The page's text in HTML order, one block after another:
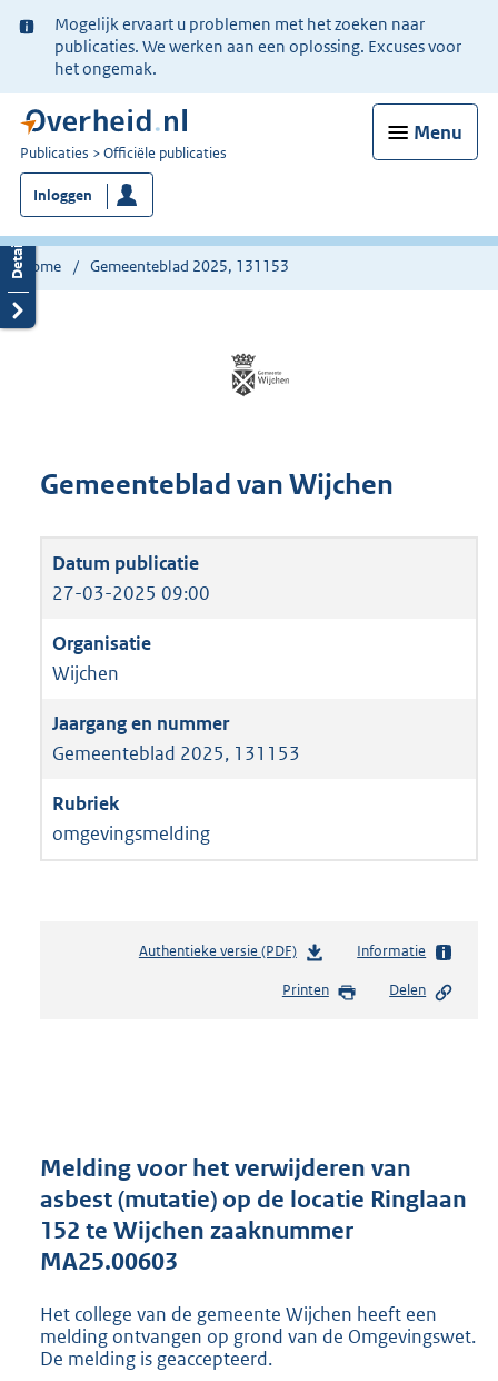
Ter
informatie:
Mogelijk ervaart u problemen met het zoeken naar
publicaties. We werken aan een oplossing. Excuses voor
het ongemak.
Menu
U
bent
nu
hier:
Publicaties Officiële publicaties
Inloggen
Home Gemeenteblad 2025, 131153
Gemeenteblad van Wijchen
27-03-2025 09:00
Wijchen
Gemeenteblad 2025, 131153
omgevingsmelding
Authentieke versie (PDF)b
s
r
o
o
t
8
1
Informatie
Printen Delen
Melding voor het verwijderen van
asbest (mutatie) op de locatie Ringlaan
152 te Wijchen zaaknummer
MA25.00603
Het college van de gemeente Wijchen heeft een
melding ontvangen op grond van de Omgevingswet.
De melding is geaccepteerd.